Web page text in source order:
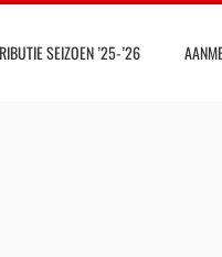
SEIZOEN ’25-’26